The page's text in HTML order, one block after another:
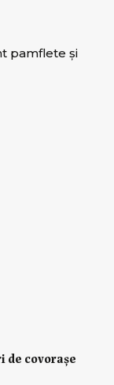
pamflete şi
de covorașe